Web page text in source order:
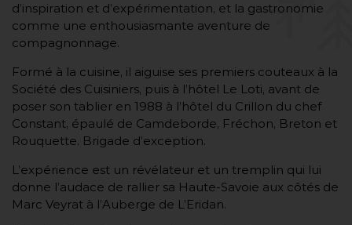
d’inspiration et d’expérimentation, et la gastronomie
comme une enthousiasmante aventure de
compagnonnage.
Formé à la cuisine, il aiguise ses premiers couteaux à la
Société des Cuisiniers, puis à l’hôtel Le Loti, avant de
poser son tablier en 1988 à l’hôtel du Crillon du chef
Constant, épaulé de Camdeborde, Fréchon, Breton et
Rouquette. Brigade d’exception.
L’expérience est un révélateur et un tremplin qui lui
donne l’audace de rallier sa Haute-Savoie aux côtés de
Marc Veyrat à l’Auberge de L’Eridan.